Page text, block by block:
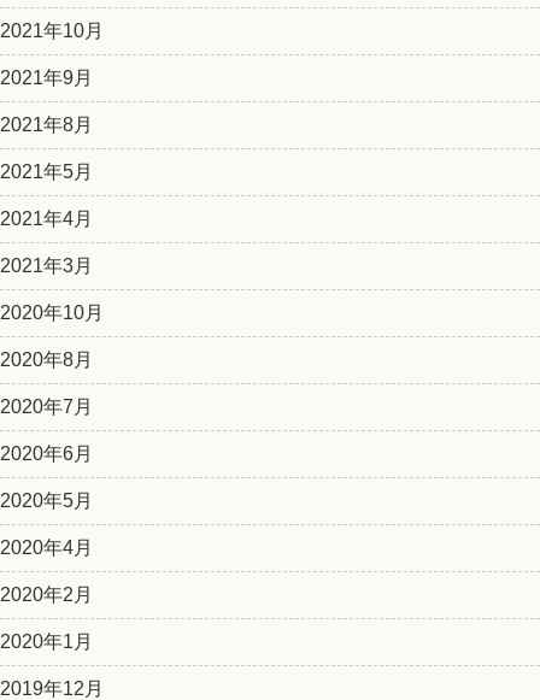
2021年10月
2021年9月
2021年8月
2021年5月
2021年4月
2021年3月
2020年10月
2020年8月
2020年7月
2020年6月
2020年5月
2020年4月
2020年2月
2020年1月
2019年12月